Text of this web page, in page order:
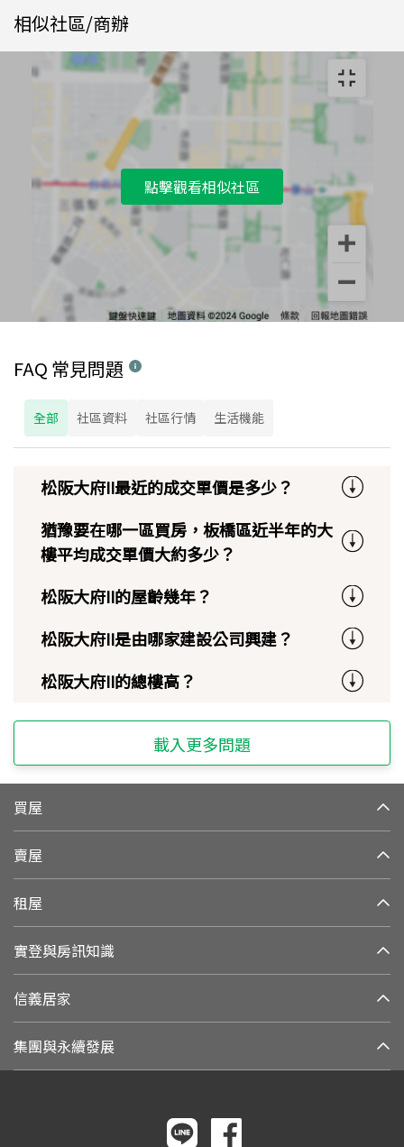
相似社區/商辦
點擊觀看相似社區
FAQ 常見問題
全部 社區資料 社區行情 生活機能
松阪大府II最近的成交單價是多少？
猶豫要在哪一區買房，板橋區近半年的大
樓平均成交單價大約多少？
松阪大府II的屋齡幾年？
松阪大府II是由哪家建設公司興建？
松阪大府II的總樓高？
載入更多問題
買屋
賣屋
租屋
實登與房訊知識
信義居家
集團與永續發展